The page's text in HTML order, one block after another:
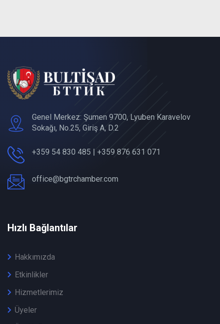
Genel Merkez: Şumen 9700, Lyuben Karavelov
Sokağı, No.25, Giriş A, D.2
+359 54 830 485 | +359 876 631 071
office@bgtrchamber.com
Hızlı Bağlantılar
Hakkımızda
Etkinlikler
Hizmetlerimiz
Üyeler